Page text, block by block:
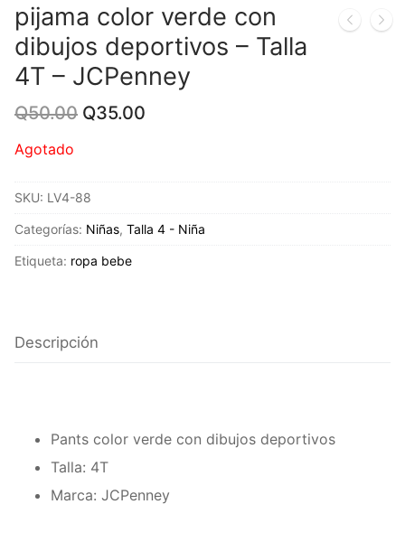
pijama color verde con
dibujos deportivos – Talla
4T – JCPenney
Q50.00 Original
Q35.00
Agotado
SKU: LV4-88
Categorías: Niñas, Talla 4 - Niña
Etiqueta: ropa bebe
Descripción
Pants color verde con dibujos deportivos
Talla: 4T
Marca: JCPenney